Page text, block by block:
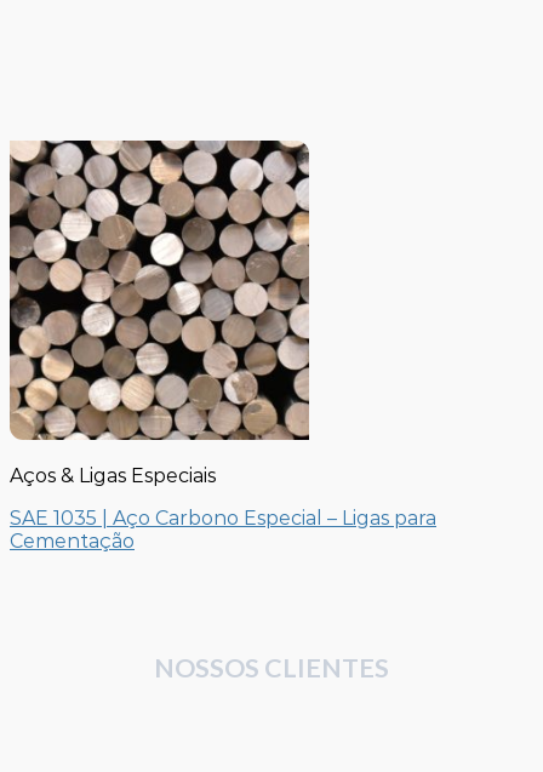
Aços & Ligas Especiais
SAE 1035 | Aço Carbono Especial – Ligas para
Cementação
NOSSOS CLIENTES